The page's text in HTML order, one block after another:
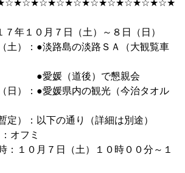
１０月７日（土）～８日（日）
）：●淡路島の淡路ＳＡ（大観覧車
後）で懇親会
愛媛県内の観光（今治タオル
）：以下の通り（詳細は別途）
オフミ
月７日（土）１０時００分～１